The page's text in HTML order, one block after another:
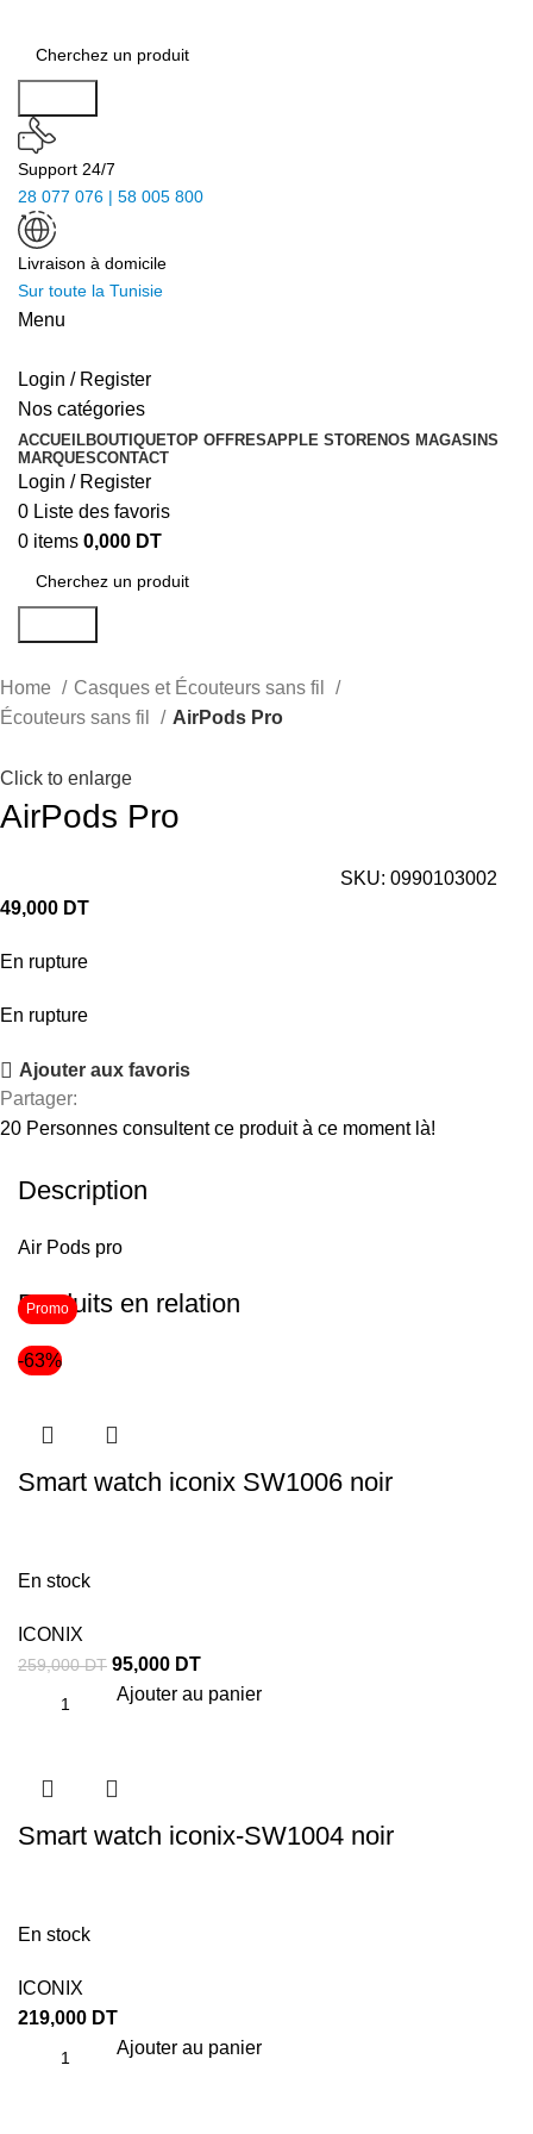
Support 24/7
28 077 076 | 58 005 800
Livraison à domicile
Sur toute la Tunisie
Menu
Login / Register
Nos catégories
ACCUEILBOUTIQUETOP OFFRESAPPLE STORENOS MAGASINS
MARQUESCONTACT
Login / Register
0 Liste des favoris
0 items 0,000 DT
Home
Casques et Écouteurs sans fil
Écouteurs sans fil
AirPods Pro
Click to enlarge
AirPods Pro
SKU:0990103002
49,000 DT
En rupture
En rupture
Ajouter aux favoris
Partager:
20 Personnes consultent ce produit à ce moment là!
Description
Air Pods pro
Produits en relation
-63%
Promo
Smart watch iconix SW1006 noir
En stock
ICONIX
259,000DT 95,000 DT
Ajouter au panier
Smart watch iconix-SW1004 noir
En stock
ICONIX
219,000 DT
Ajouter au panier